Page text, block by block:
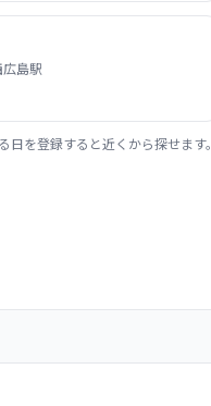
島駅
を登録すると近くから探せます。